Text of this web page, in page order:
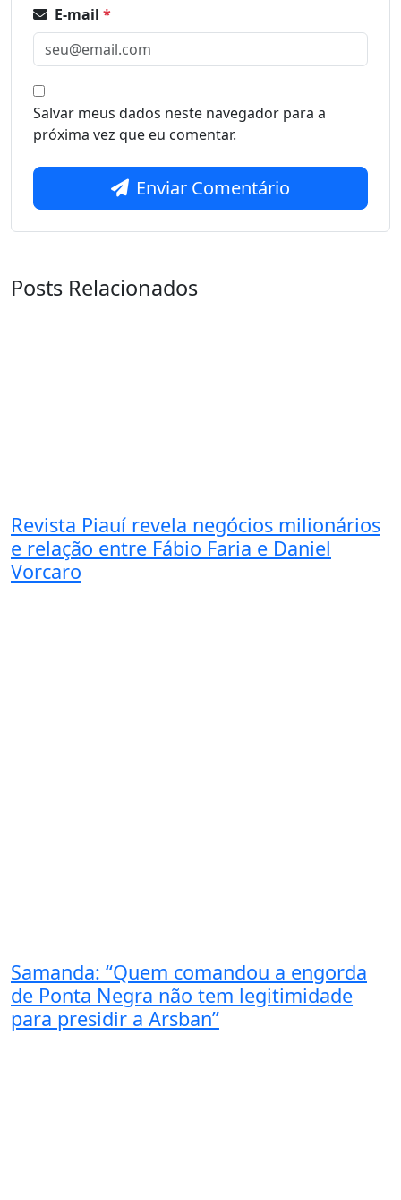
E-mail *
Salvar meus dados neste navegador para a
próxima vez que eu comentar.
Enviar Comentário
Posts Relacionados
Revista Piauí revela negócios milionários
e relação entre Fábio Faria e Daniel
Vorcaro
Samanda: “Quem comandou a engorda
de Ponta Negra não tem legitimidade
para presidir a Arsban”